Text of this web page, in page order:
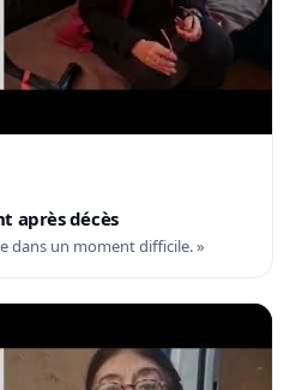
après décès
dans un moment difficile. »